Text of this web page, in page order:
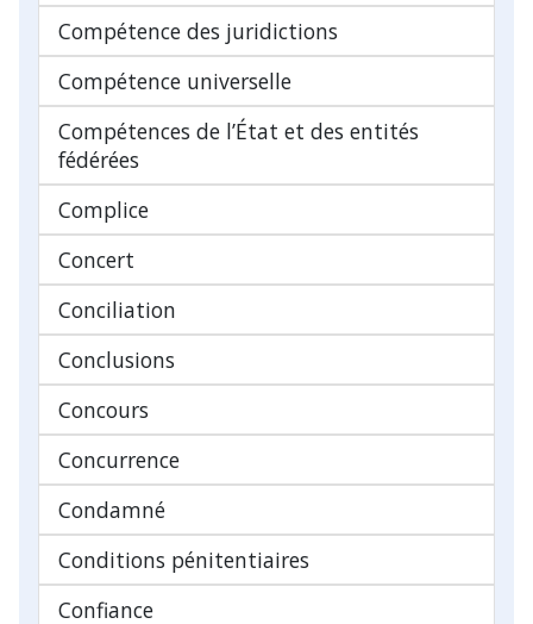
Compétence des juridictions
Compétence universelle
Compétences de l’État et des entités
fédérées
Complice
Concert
Conciliation
Conclusions
Concours
Concurrence
Condamné
Conditions pénitentiaires
Confiance